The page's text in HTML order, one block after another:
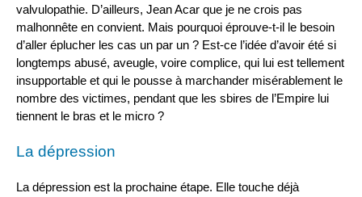
valvulopathie. D’ailleurs, Jean Acar que je ne crois pas
malhonnête en convient. Mais pourquoi éprouve-t-il le besoin
d’aller éplucher les cas un par un ? Est-ce l’idée d’avoir été si
longtemps abusé, aveugle, voire complice, qui lui est tellement
insupportable et qui le pousse à marchander misérablement le
nombre des victimes, pendant que les sbires de l’Empire lui
tiennent le bras et le micro ?
La dépression
La dépression est la prochaine étape. Elle touche déjà